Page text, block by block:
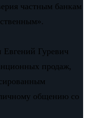
частным банкам
Евгений Гуревич
продаж,
общению со